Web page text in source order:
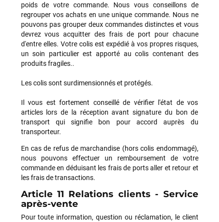
poids de votre commande. Nous vous conseillons de
regrouper vos achats en une unique commande. Nous ne
pouvons pas grouper deux commandes distinctes et vous
devrez vous acquitter des frais de port pour chacune
d'entre elles. Votre colis est expédié à vos propres risques,
un soin particulier est apporté au colis contenant des
produits fragiles..
Les colis sont surdimensionnés et protégés.
Il vous est fortement conseillé de vérifier l'état de vos
articles lors de la réception avant signature du bon de
transport qui signifie bon pour accord auprès du
transporteur.
En cas de refus de marchandise (hors colis endommagé),
nous pouvons effectuer un remboursement de votre
commande en déduisant les frais de ports aller et retour et
les frais de transactions.
Article 11 Relations clients - Service
après-vente
Pour toute information, question ou réclamation, le client